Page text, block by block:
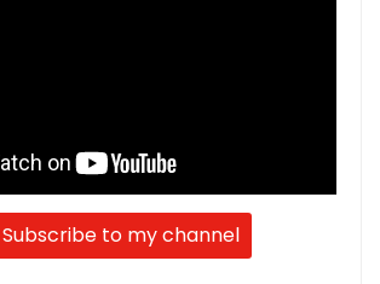
Subscribe to my channel